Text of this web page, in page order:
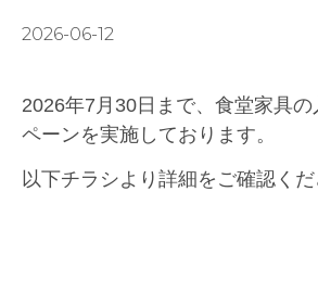
2026-06-12
2026年7月30日まで、食堂家具
ペーンを実施しております。
以下チラシより詳細をご確認くだ